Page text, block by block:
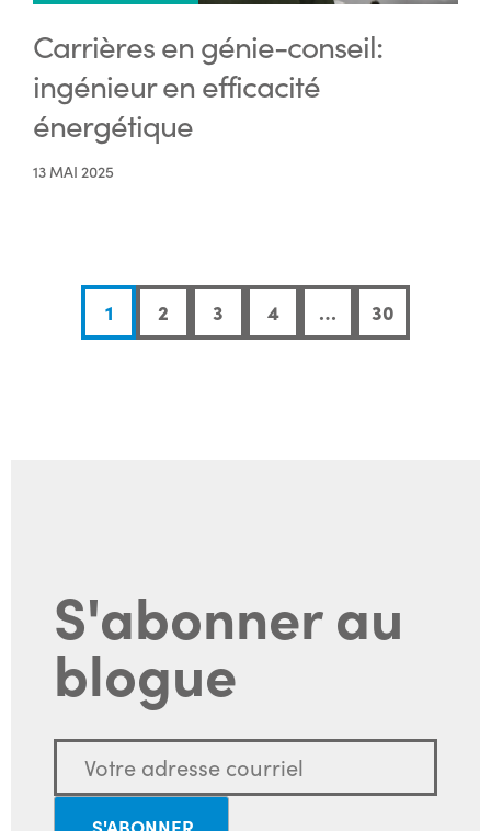
Carrières en génie-conseil:
ingénieur en efficacité
énergétique
13 MAI 2025
1 2 3 4 … 30
S'abonner au
blogue